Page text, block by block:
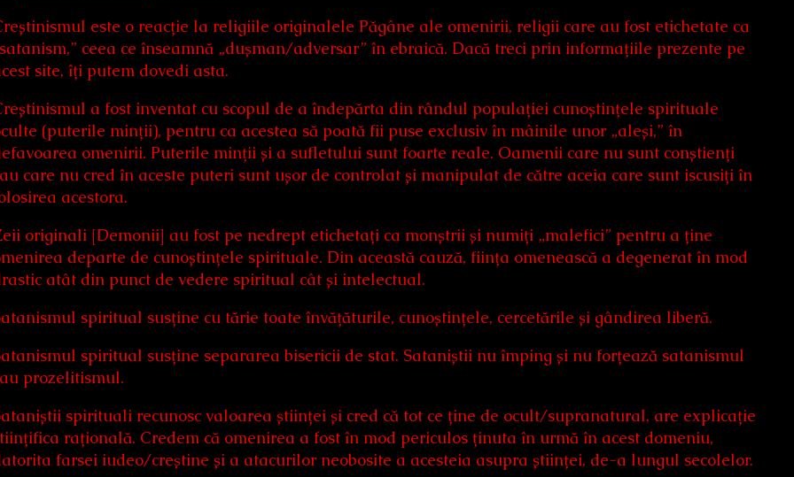
este o reacție la religiile originalele Păgâne ale omenirii, religii care au fost etichetate ca
ceea ce înseamnă „dușman/adversar” în ebraică. Dacă treci prin informațiile prezente pe
site, îți putem dovedi asta.
a fost inventat cu scopul de a îndepărta din rândul populației cunoștințele spirituale
(puterile minții), pentru ca acestea să poată fii puse exclusiv în mâinile unor „aleși,” în
omenirii. Puterile minții și a sufletului sunt foarte reale. Oamenii care nu sunt conștienți
care nu cred în aceste puteri sunt ușor de controlat și manipulat de către aceia care sunt iscusiți în
acestora.
originali [Demonii] au fost pe nedrept etichetați ca monștrii și numiți „malefici” pentru a ține
departe de cunoștințele spirituale. Din această cauză, ființa omenească a degenerat în mod
atât din punct de vedere spiritual cât și intelectual.
spiritual susține cu tărie toate învățăturile, cunoștințele, cercetările și gândirea liberă.
spiritual susține separarea bisericii de stat. Sataniștii nu împing și nu forțează satanismul
prozelitismul.
spirituali recunosc valoarea științei și cred că tot ce ține de ocult/supranatural, are explicație
rațională. Credem că omenirea a fost în mod periculos ținuta în urmă în acest domeniu,
farsei iudeo/creștine și a atacurilor neobosite a acesteia asupra științei, de-a lungul secolelor.